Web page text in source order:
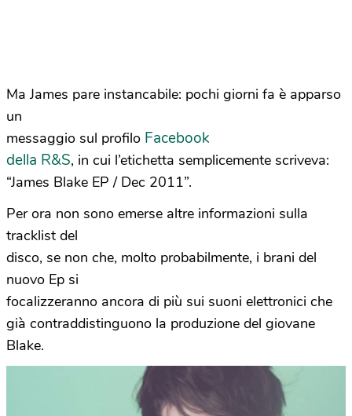
Ma James pare instancabile: pochi giorni fa è apparso
un
messaggio sul profilo Facebook
della R&S, in cui l’etichetta semplicemente scriveva:
“James Blake EP / Dec 2011”.
Per ora non sono emerse altre informazioni sulla
tracklist del
disco, se non che, molto probabilmente, i brani del
nuovo Ep si
focalizzeranno ancora di più sui suoni elettronici che
già contraddistinguono la produzione del giovane
Blake.